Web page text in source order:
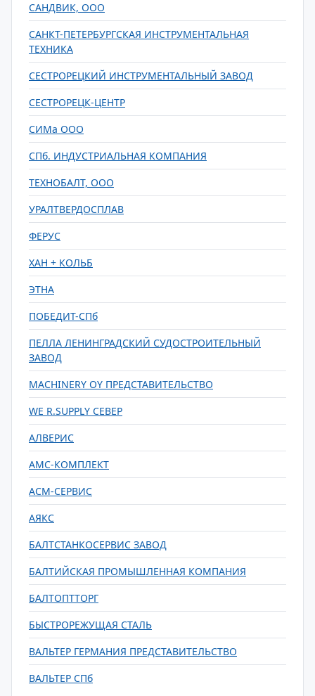
САНДВИК, ООО
САНКТ-ПЕТЕРБУРГСКАЯ ИНСТРУМЕНТАЛЬНАЯ
ТЕХНИКА
СЕСТРОРЕЦКИЙ ИНСТРУМЕНТАЛЬНЫЙ ЗАВОД
СЕСТРОРЕЦК-ЦЕНТР
СИМа ООО
СПб. ИНДУСТРИАЛЬНАЯ КОМПАНИЯ
ТЕХНОБАЛТ, ООО
УРАЛТВЕРДОСПЛАВ
ФЕРУС
ХАН + КОЛЬБ
ЭТНА
ПОБЕДИТ-СПб
ПЕЛЛА ЛЕНИНГРАДСКИЙ СУДОСТРОИТЕЛЬНЫЙ
ЗАВОД
MACHINERY OY ПРЕДСТАВИТЕЛЬСТВО
WE R.SUPPLY СЕВЕР
АЛВЕРИС
АМС-КОМПЛЕКТ
АСМ-СЕРВИС
АЯКС
БАЛТСТАНКОСЕРВИС ЗАВОД
БАЛТИЙСКАЯ ПРОМЫШЛЕННАЯ КОМПАНИЯ
БАЛТОПТТОРГ
БЫСТРОРЕЖУЩАЯ СТАЛЬ
ВАЛЬТЕР ГЕРМАНИЯ ПРЕДСТАВИТЕЛЬСТВО
ВАЛЬТЕР СПб